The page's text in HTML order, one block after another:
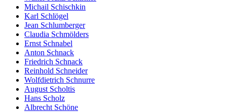
Michail Schischkin
Karl Schlögel
Jean Schlumberger
Claudia Schmölders
Ernst Schnabel
Anton Schnack
Friedrich Schnack
Reinhold Schneider
Wolfdietrich Schnurre
August Scholtis
Hans Scholz
Albrecht Schöne